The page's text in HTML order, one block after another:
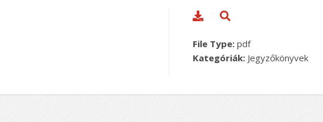
File Type: pdf
Kategóriák:Jegyzőkönyvek